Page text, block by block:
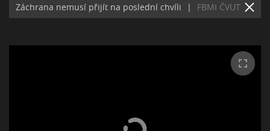
Záchrana nemusí přijít na poslední chvíli | FBMI ČVUT